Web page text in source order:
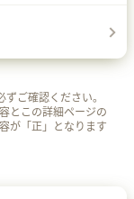
ご確認ください。
とこの詳細ページの
が「正」となります